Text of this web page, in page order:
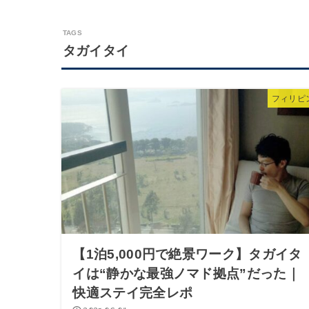
タガイタイ
フィリピ
【1泊5,000円で絶景ワーク】タガイタ
イは“静かな最強ノマド拠点”だった｜
快適ステイ完全レポ